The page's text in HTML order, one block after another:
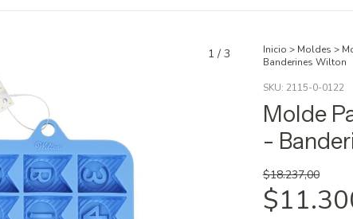
1 / 3 Inicio > Moldes >
Banderines Wilton
SKU: 2115-0-0122
Molde
-
$18.237,00